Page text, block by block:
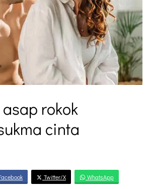
rokok
cinta
Twitter/X WhatsApp